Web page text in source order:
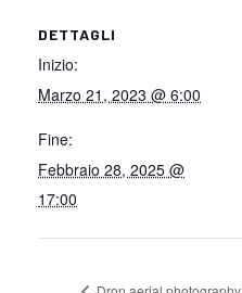
DETTAGLI
Inizio:
Marzo 21, 2023 @ 6:00
Fine:
Febbraio 28, 2025 @
17:00